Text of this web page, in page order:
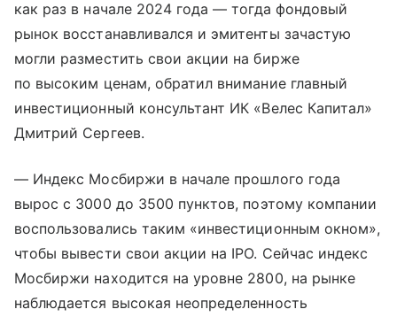
как раз в начале 2024 года — тогда фондовый
рынок восстанавливался и эмитенты зачастую
могли разместить свои акции на бирже
по высоким ценам, обратил внимание главный
инвестиционный консультант ИК «Велес Капитал»
Дмитрий Сергеев.
— Индекс Мосбиржи в начале прошлого года
вырос с 3000 до 3500 пунктов, поэтому компании
воспользовались таким «инвестиционным окном»,
чтобы вывести свои акции на IPO. Сейчас индекс
Мосбиржи находится на уровне 2800, на рынке
наблюдается высокая неопределенность